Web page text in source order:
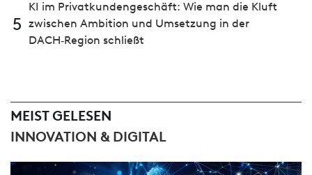
5
KI im Privatkundengeschäft: Wie man die Kluft
zwischen Ambition und Umsetzung in der
DACH‑Region schließt
MEIST GELESEN
INNOVATION & DIGITAL